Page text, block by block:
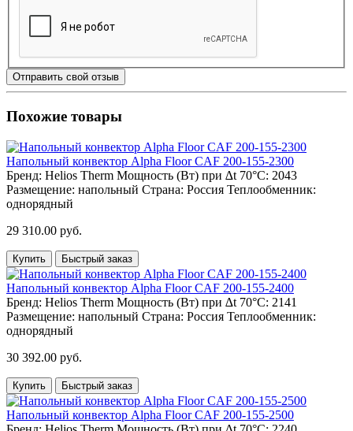
Отправить свой отзыв
Похожие товары
Напольный конвектор Alpha Floor CAF 200-155-2300
Бренд: Helios Therm Мощность (Вт) при ∆t 70°C: 2043
Размещение: напольный Страна: Россия Теплообменник:
однорядный
29 310.00 руб.
Купить Быстрый заказ
Напольный конвектор Alpha Floor CAF 200-155-2400
Бренд: Helios Therm Мощность (Вт) при ∆t 70°C: 2141
Размещение: напольный Страна: Россия Теплообменник:
однорядный
30 392.00 руб.
Купить Быстрый заказ
Напольный конвектор Alpha Floor CAF 200-155-2500